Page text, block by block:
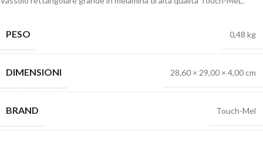
PESO 0,48 kg
DIMENSIONI 28,60 × 29,00 × 4,00 cm
BRAND Touch-Mel